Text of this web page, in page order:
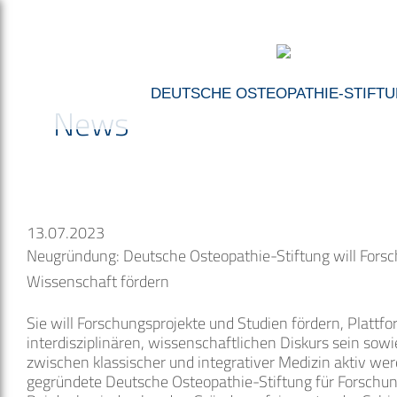
DEUTSCHE OSTEOPATHIE-
News
13.07.2023
Neugründung: Deutsche Osteopathie-Stiftung will
Wissenschaft fördern
Sie will Forschungsprojekte und Studien fördern,
interdisziplinären, wissenschaftlichen Diskurs sein
zwischen klassischer und integrativer Medizin aktiv
gegründete Deutsche Osteopathie-Stiftung für